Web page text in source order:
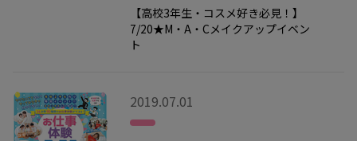
【高校3年生・コスメ好き必見！】
7/20★M・A・Cメイクアップイベン
ト
2019.07.01